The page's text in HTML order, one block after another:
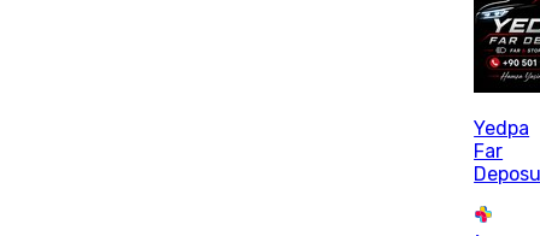
Yedpa
Far